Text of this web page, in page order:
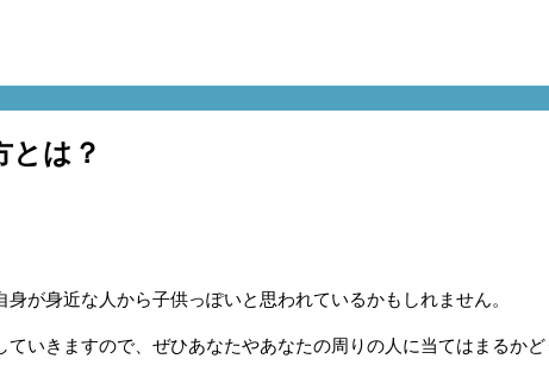
とは？
が身近な人から子供っぽいと思われているかもしれません。
いきますので、ぜひあなたやあなたの周りの人に当てはまるか